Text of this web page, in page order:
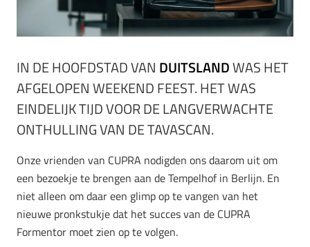
IN DE HOOFDSTAD VAN DUITSLANDWAS HET
AFGELOPEN WEEKEND FEEST. HET WAS
EINDELIJK TIJD VOOR DE LANGVERWACHTE
ONTHULLING VAN DE TAVASCAN.
Onze vrienden van CUPRA nodigden ons daarom uit om
een bezoekje te brengen aan de Tempelhof in Berlijn. En
niet alleen om daar een glimp op te vangen van het
nieuwe pronkstukje dat het succes van de CUPRA
Formentor moet zien op te volgen.